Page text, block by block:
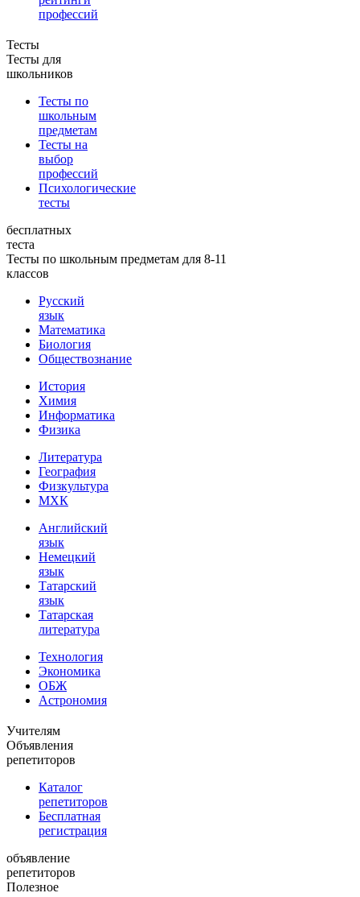
профессий
Тесты
Тесты для
школьников
Тесты по
школьным
предметам
Тесты на
выбор
профессий
Психологические
тесты
бесплатных
теста
Тесты по школьным предметам для 8-11
классов
Русский
язык
Математика
Биология
Обществознание
История
Химия
Информатика
Физика
Литература
География
Физкультура
МХК
Английский
язык
Немецкий
язык
Татарский
язык
Татарская
литература
Технология
Экономика
ОБЖ
Астрономия
Учителям
Объявления
репетиторов
Каталог
репетиторов
Бесплатная
регистрация
объявление
репетиторов
Полезное